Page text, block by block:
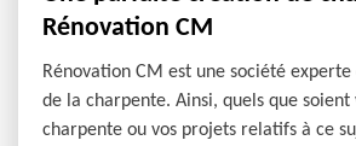
Rénovation CM
Rénovation CM est une société
de la charpente. Ainsi, quels que soient
charpente ou vos projets relatifs à ce